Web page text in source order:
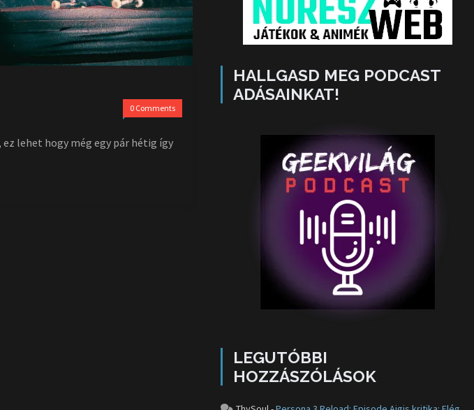
0 Comments
lehet hogy még egy pár hétig így
HALLGASD MEG PODCAST
ADÁSAINKAT!
LEGUTÓBBI
HOZZÁSZÓLÁSOK